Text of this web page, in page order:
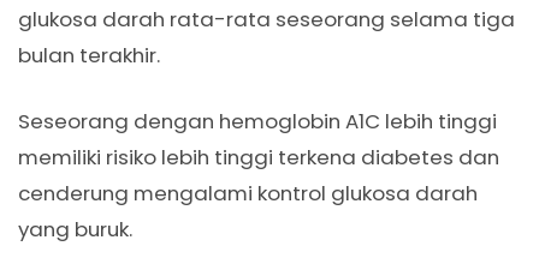
glukosa darah rata-rata seseorang selama tiga
bulan terakhir.
Seseorang dengan hemoglobin A1C lebih tinggi
memiliki risiko lebih tinggi terkena diabetes dan
cenderung mengalami kontrol glukosa darah
yang buruk.